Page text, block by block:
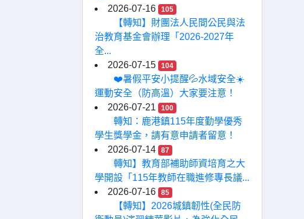
2026-07-16
105
【轉知】財團法人民間公民與法
治教育基金會辦理「2026-2027年
全...
2026-07-15
104
❤️暑假平安小提醒💦水域安全☀️
運動安全（防高溫）大家要注意！
2026-07-21
100
轉知：鹿港鎮115年度勤學優秀
學生獎學金，請有意申請者留意！
2026-07-14
87
轉知】教育部補助師資培育之大
學開設「115年教師在職進修專長議...
2026-07-16
85
【轉知】2026城鎮韌性(全民防